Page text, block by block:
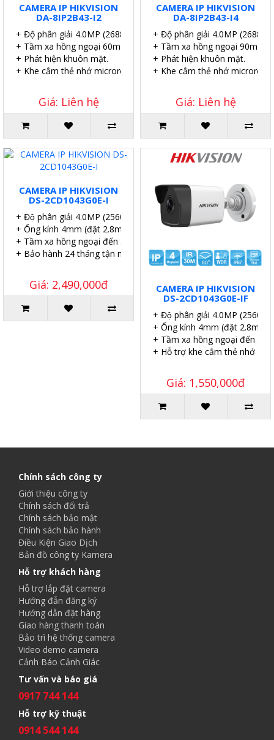
CAMERA IP HIKVISION
DA-8IP2B43-I2
+ Độ phân giải 4.0MP (2688 × 1520@25fps)
+ Tầm xa hồng ngoại 60m.
+ Phát hiện khuôn mặt.
+ Khe cắm thẻ nhớ microroSD 512GB (max).
Giá: Liên hệ
CAMERA IP HIKVISION
DA-8IP2B43-I4
+ Độ phân giải 4.0MP (2688 ×
+ Tầm xa hồng ngoại 90m.
+ Phát hiện khuôn mặt.
+ Khe cắm thẻ nhớ
Giá: Liên hệ
CAMERA IP HIKVISION
DS-2CD1043G0E-I
+ Độ phân giải 4.0MP (2560×1140P)
+ Ống kính 4mm (đặt 2.8mm, 6mm).
+ Tầm xa hồng ngoại đến 30m.
+ Bảo hành 24 tháng tận nơi.
Giá: 2,490,000đ
CAMERA IP HIKVISION
DS-2CD1043G0E-IF
+ Độ phân giải 4.0MP
+ Ống kính 4mm (đặt 2.8mm,
+ Tầm xa hồng ngoại đến
+ Hỗ trợ khe cắm thẻ nhớ
Giá: 1,550,000đ
Chính sách công ty
Giới thiệu công ty
Chính sách đổi trả
Chính sách bảo mật
Chính sách bảo hành
Điều Kiện Giao Dịch
Bản đồ công ty Kamera
Hỗ trợ khách hàng
Hỗ trợ lắp đặt camera
Hướng đẫn đăng ký
Hướng dẫn đặt hàng
Giao hàng thanh toán
Bảo trì hệ thống camera
Video demo camera
Cảnh Báo Cảnh Giác
Tư vấn và báo giá
0917 744 144
Hỗ trợ kỹ thuật
0914 544 144